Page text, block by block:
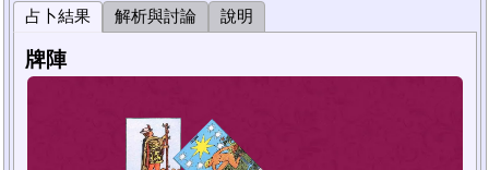
占卜結果 解析與討論 說明
牌陣